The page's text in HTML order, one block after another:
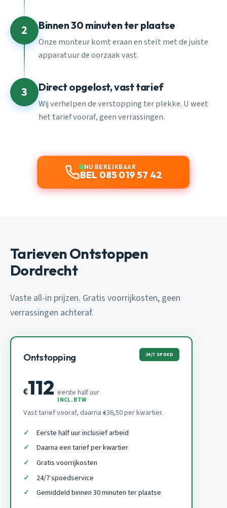
2 Binnen 30 minuten ter plaatse
Onze monteur komt eraan en stelt met de juiste
apparatuur de oorzaak vast.
3 Direct opgelost, vast tarief
Wij verhelpen de verstopping ter plekke. U weet
het tarief vooraf, geen verrassingen.
NU BEREIKBAAR
BEL 085 019 57 42
Tarieven Ontstoppen
Dordrecht
Vaste all-in prijzen. Gratis voorrijkosten, geen
verrassingen achteraf.
Ontstopping 24/7 SPOED
€112 eerste half uur
INCL. BTW
Vast tarief vooraf, daarna €36,50 per kwartier.
Eerste half uur inclusief arbeid
Daarna een tarief per kwartier
Gratis voorrijkosten
24/7 spoedservice
Gemiddeld binnen 30 minuten ter plaatse